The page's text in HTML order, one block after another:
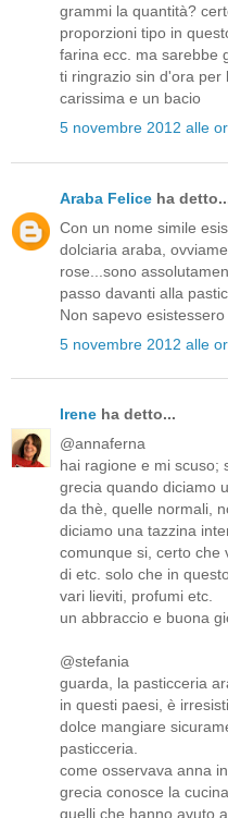
grammi la quantità?
proporzioni tipo in
farina ecc. ma sarebbe
ti ringrazio sin d'ora per
carissima e un bacio
5 novembre 2012 alle
Araba Felice ha
Con un nome simile
dolciaria araba,
rose...sono
passo davanti alla
Non sapevo esistessero
5 novembre 2012 alle
Irene ha detto...
@annaferna
hai ragione e mi scuso;
grecia quando diciamo
da thè, quelle normali,
diciamo una tazzina
comunque si, certo che
di etc. solo che in
vari lieviti, profumi etc.
un abbraccio e buona
@stefania
guarda, la pasticceria
in questi paesi, è
dolce mangiare
pasticceria.
come osservava anna
grecia conosce la
quelli che hanno avuto